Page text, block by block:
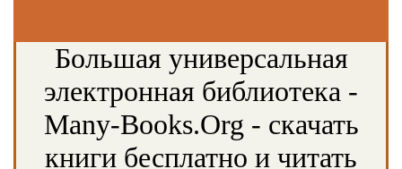
Большая универсальная
электронная библиотека -
Many-Books.Org - скачать
книги бесплатно и читать